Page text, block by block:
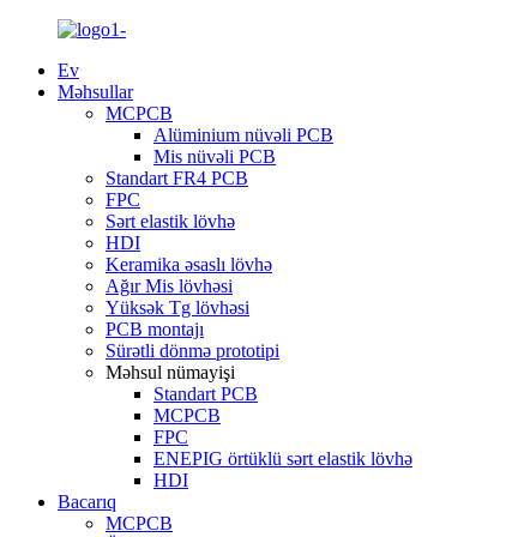
Ev
Məhsullar
MCPCB
Alüminium nüvəli PCB
Mis nüvəli PCB
Standart FR4 PCB
FPC
Sərt elastik lövhə
HDI
Keramika əsaslı lövhə
Ağır Mis lövhəsi
Yüksək Tg lövhəsi
PCB montajı
Sürətli dönmə prototipi
Məhsul nümayişi
Standart PCB
MCPCB
FPC
ENEPIG örtüklü sərt elastik lövhə
HDI
Bacarıq
MCPCB